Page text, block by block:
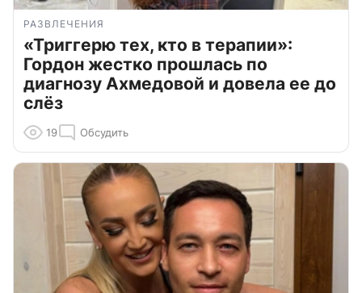
РАЗВЛЕЧЕНИЯ
«Триггерю тех, кто в терапии»:
Гордон жестко прошлась по
диагнозу Ахмедовой и довела ее до
слёз
19 Обсудить